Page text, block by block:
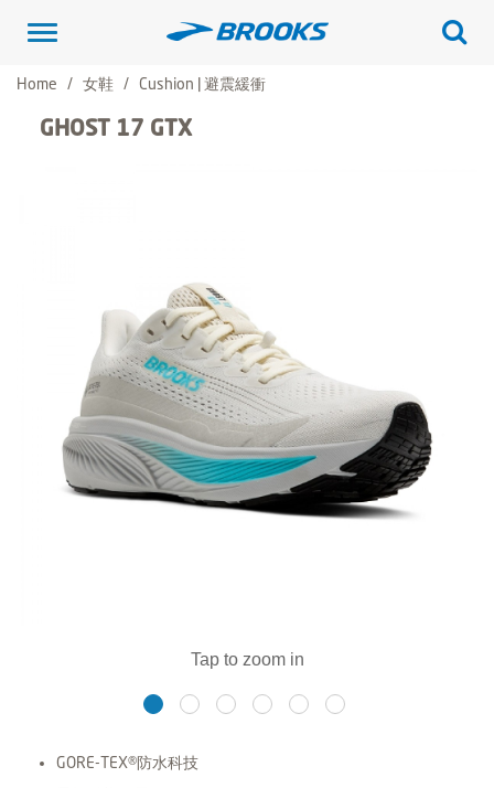
Toggle
Home
女鞋 Cushion | 避震緩衝
GHOST 17 GTX
GORE-TEX®防水科技